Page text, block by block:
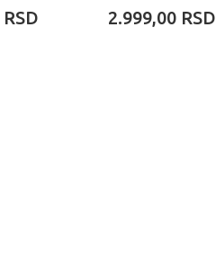
RSD 2.999,00 RSD